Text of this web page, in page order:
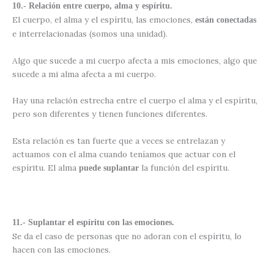
10.- Relación entre cuerpo, alma y espíritu.
El cuerpo, el alma y el espíritu, las emociones, están conectadas
e interrelacionadas (somos una unidad).
Algo que sucede a mi cuerpo afecta a mis emociones, algo que
sucede a mi alma afecta a mi cuerpo.
Hay una relación estrecha entre el cuerpo el alma y el espíritu,
pero son diferentes y tienen funciones diferentes.
Esta relación es tan fuerte que a veces se entrelazan y
actuamos con el alma cuando teníamos que actuar con el
espíritu. El alma puede suplantar la función del espíritu.
11.- Suplantar el espíritu con las emociones.
Se da el caso de personas que no adoran con el espíritu, lo
hacen con las emociones.